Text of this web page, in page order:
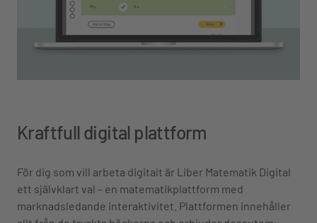
Kraftfull digital plattform
För dig som vill arbeta digitalt är Liber Matematik Digital
ett självklart val – en matematikplattform med
marknadsledande interaktivitet. Plattformen innehåller